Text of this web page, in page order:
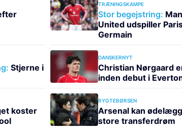
TRÆNINGSKAMPE
Stor begejstring:
United udspiller
Germain
Stjerne i
DANSKERNYT
Christian Nørgaard
inden debut i
koster
RYGTEBØRSEN
Arsenal kan
store transferdrøm